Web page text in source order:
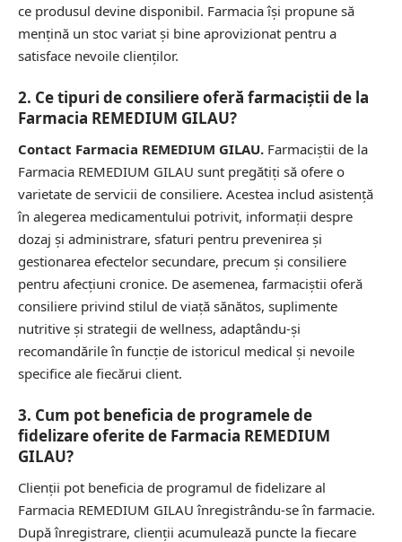
ce produsul devine disponibil. Farmacia își propune să
mențină un stoc variat și bine aprovizionat pentru a
satisface nevoile clienților.
2. Ce tipuri de consiliere oferă farmaciștii de la
Farmacia REMEDIUM GILAU?
Contact Farmacia REMEDIUM GILAU. Farmaciștii de la
Farmacia REMEDIUM GILAU sunt pregătiți să ofere o
varietate de servicii de consiliere. Acestea includ asistență
în alegerea medicamentului potrivit, informații despre
dozaj și administrare, sfaturi pentru prevenirea și
gestionarea efectelor secundare, precum și consiliere
pentru afecțiuni cronice. De asemenea, farmaciștii oferă
consiliere privind stilul de viață sănătos, suplimente
nutritive și strategii de wellness, adaptându-și
recomandările în funcție de istoricul medical și nevoile
specifice ale fiecărui client.
3. Cum pot beneficia de programele de
fidelizare oferite de Farmacia REMEDIUM
GILAU?
Clienții pot beneficia de programul de fidelizare al
Farmacia REMEDIUM GILAU înregistrându-se în farmacie.
După înregistrare, clienții acumulează puncte la fiecare